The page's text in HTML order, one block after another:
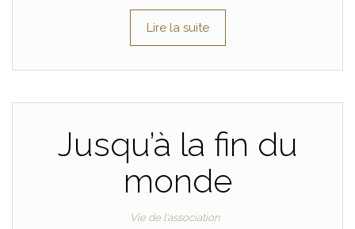
Lire la suite
Jusqu’à la fin du
monde
Vie de l'association